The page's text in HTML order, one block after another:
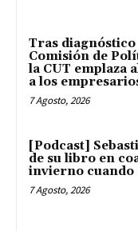
Tras
Comisión de
la CUT emplaza
a los
7 Agosto, 2026
[Podcast]
de su libro en
invierno cuando
7 Agosto, 2026